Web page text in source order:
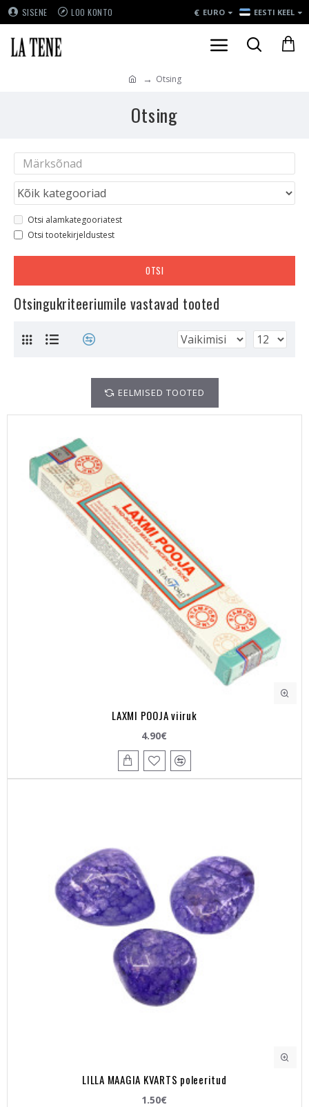
SISENE LOO KONTO € EURO EESTI KEEL
Otsing
Otsing
Otsi alamkategooriatest
Otsi tootekirjeldustest
OTSI
Otsingukriteeriumile vastavad tooted
EELMISED TOOTED
LAXMI POOJA viiruk
4.90€
LILLA MAAGIA KVARTS poleeritud
1.50€